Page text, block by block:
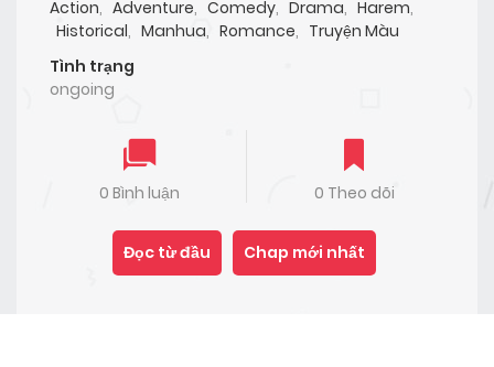
Action, Adventure, Comedy, Drama, Harem,
Historical, Manhua, Romance, Truyện Màu
Tình trạng
ongoing
0 Bình luận 0 Theo dõi
Đọc từ đầu Chap mới nhất